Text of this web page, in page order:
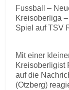
Fussball –
Kreisoberliga
Spiel auf TSV
Mit einer
Kreisoberligist
auf die
(Otzberg)